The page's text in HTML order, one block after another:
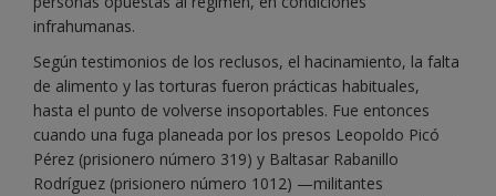
infrahumanas.
Según testimonios de los reclusos, el hacinamiento, la falta
de alimento y las torturas fueron prácticas habituales,
hasta el punto de volverse insoportables. Fue entonces
cuando una fuga planeada por los presos Leopoldo Picó
Pérez (prisionero número 319) y Baltasar Rabanillo
Rodríguez (prisionero número 1012) —militantes